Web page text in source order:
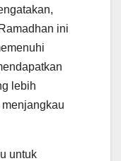
ini
lebih
untuk